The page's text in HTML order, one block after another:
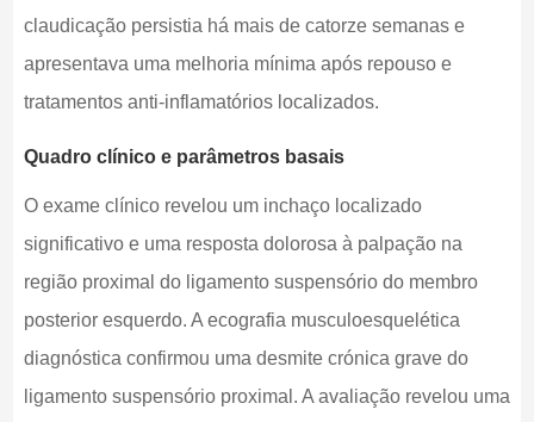
claudicação persistia há mais de catorze semanas e
apresentava uma melhoria mínima após repouso e
tratamentos anti-inflamatórios localizados.
Quadro clínico e parâmetros basais
O exame clínico revelou um inchaço localizado
significativo e uma resposta dolorosa à palpação na
região proximal do ligamento suspensório do membro
posterior esquerdo. A ecografia musculoesquelética
diagnóstica confirmou uma desmite crónica grave do
ligamento suspensório proximal. A avaliação revelou uma